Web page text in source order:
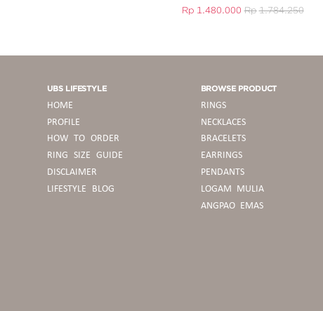
Rp 1.480.000 Rp 1.784.250
UBS LIFESTYLE
HOME
PROFILE
HOW TO ORDER
RING SIZE GUIDE
DISCLAIMER
LIFESTYLE BLOG
BROWSE PRODUCT
RINGS
NECKLACES
BRACELETS
EARRINGS
PENDANTS
LOGAM MULIA
ANGPAO EMAS